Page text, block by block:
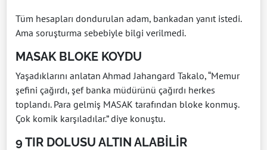
Tüm hesapları dondurulan adam, bankadan yanıt istedi.
Ama soruşturma sebebiyle bilgi verilmedi.
MASAK BLOKE KOYDU
Yaşadıklarını anlatan Ahmad Jahangard Takalo, “Memur
şefini çağırdı, şef banka müdürünü çağırdı herkes
toplandı. Para gelmiş MASAK tarafından bloke konmuş.
Çok komik karşıladılar.” diye konuştu.
9 TIR DOLUSU ALTIN ALABİLİR